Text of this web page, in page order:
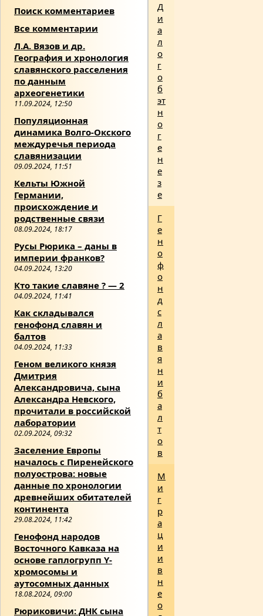
Поиск комментариев
Все комментарии
Л.А. Вязов и др.
География и хронология
славянского расселения
по данным
археогенетики
11.09.2024, 12:50
Популяционная
динамика Волго-Окского
междуречья периода
славянизации
09.09.2024, 11:51
Кельты Южной
Германии,
происхождение и
родственные связи
08.09.2024, 18:17
Русы Рюрика – даны в
империи франков?
04.09.2024, 13:20
Кто такие славяне ? — 2
04.09.2024, 11:41
Как складывался
генофонд славян и
балтов
04.09.2024, 11:33
Геном великого князя
Дмитрия
Александровича, сына
Александра Невского,
прочитали в российской
лаборатории
02.09.2024, 09:32
Заселение Европы
началось с Пиренейского
полуострова: новые
данные по хронологии
древнейших обитателей
континента
29.08.2024, 11:42
Генофонд народов
Восточного Кавказа на
основе гаплогрупп Y-
хромосомы и
аутосомных данных
18.08.2024, 09:00
Рюриковичи: ДНК сына
Д
и
а
л
о
г
о
б
эт
н
о
г
е
н
е
з
е
Г
е
н
о
ф
о
н
д
с
л
а
в
я
н
и
б
а
л
т
о
в
М
и
г
р
а
ц
и
и
в
н
е
о